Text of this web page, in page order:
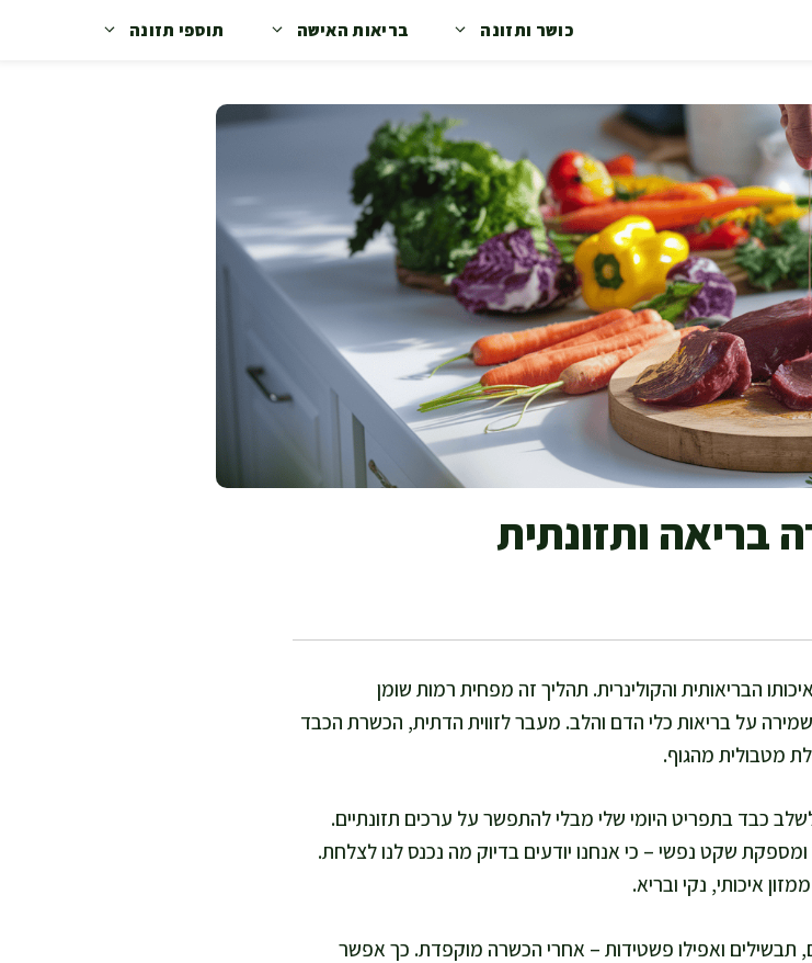
כושר ותזונה בריאות האישה תוספי תזונה
בריאה ותזונתית
הבריאותית והקולינרית. תהליך זה מפחית רמות שומן
על בריאות כלי הדם והלב. מעבר לזווית הדתית, הכשרת הכבד
מטבולית מהגוף.
כבד בתפריט היומי שלי מבלי להתפשר על ערכים תזונתיים.
שקט נפשי – כי אנחנו יודעים בדיוק מה נכנס לנו לצלחת.
איכותי, נקי ובריא.
תבשילים ואפילו פשטידות – אחרי הכשרה מוקפדת. כך אפשר